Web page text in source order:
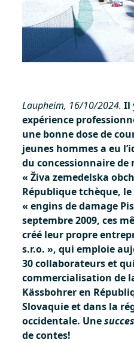
Laupheim, 16/10/2024. Il
expérience
une bonne dose de
jeunes hommes a eu
du concessionnaire de
« Živa zemedelska
République tchèque,
« engins de damage
septembre 2009, ces
créé leur propre
s.r.o. », qui emploie
30 collaborateurs et
commercialisation de
Kässbohrer en
Slovaquie et dans la
occidentale. Une
de contes!